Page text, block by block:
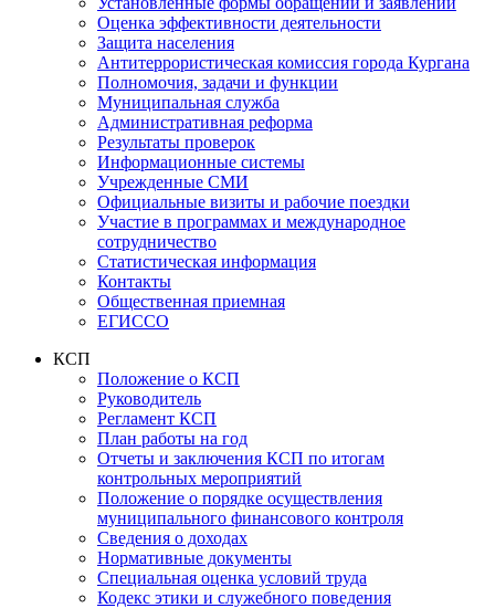
Оценка эффективности деятельности
Защита населения
Антитеррористическая комиссия города Кургана
Полномочия, задачи и функции
Муниципальная служба
Административная реформа
Результаты проверок
Информационные системы
Учрежденные СМИ
Официальные визиты и рабочие поездки
Участие в программах и международное
сотрудничество
Статистическая информация
Контакты
Общественная приемная
ЕГИССО
КСП
Положение о КСП
Руководитель
Регламент КСП
План работы на год
Отчеты и заключения КСП по итогам
контрольных мероприятий
Положение о порядке осуществления
муниципального финансового контроля
Сведения о доходах
Нормативные документы
Специальная оценка условий труда
Кодекс этики и служебного поведения